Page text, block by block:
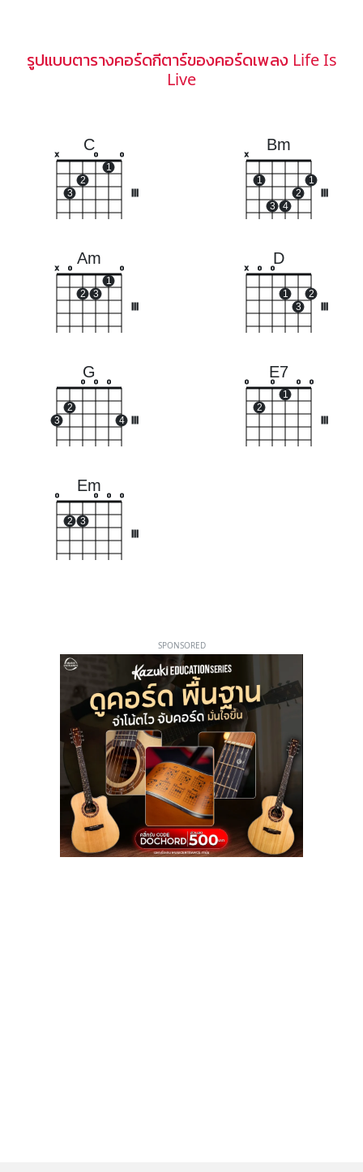
รูปแบบตารางคอร์ดกีตาร์ของคอร์ดเพลง Life Is
Live
C
x
3
2
o
1
o
Bm
x
1
3 4
2
1
Am
x o
2 3
1
o
D
x o o
1
3
2
G
3
2
o o o
4
E7
o
2
o
1
o o
Em
o
2 3
o o o
SPONSORED